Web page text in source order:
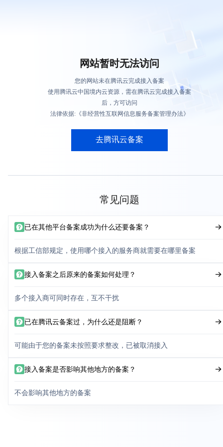
网站暂时无法访问
您的网站未在腾讯云完成接入备案
使用腾讯云中国境内云资源，需在腾讯云完成接入备案
后，方可访问
法律依据:《非经营性互联网信息服务备案管理办法》
去腾讯云备案
常见问题
已在其他平台备案成功为什么还要备案？
根据工信部规定，使用哪个接入的服务商就需要在哪里备案
接入备案之后原来的备案如何处理？
多个接入商可同时存在，互不干扰
已在腾讯云备案过，为什么还是阻断？
可能由于您的备案未按照要求整改，已被取消接入
接入备案是否影响其他地方的备案？
不会影响其他地方的备案